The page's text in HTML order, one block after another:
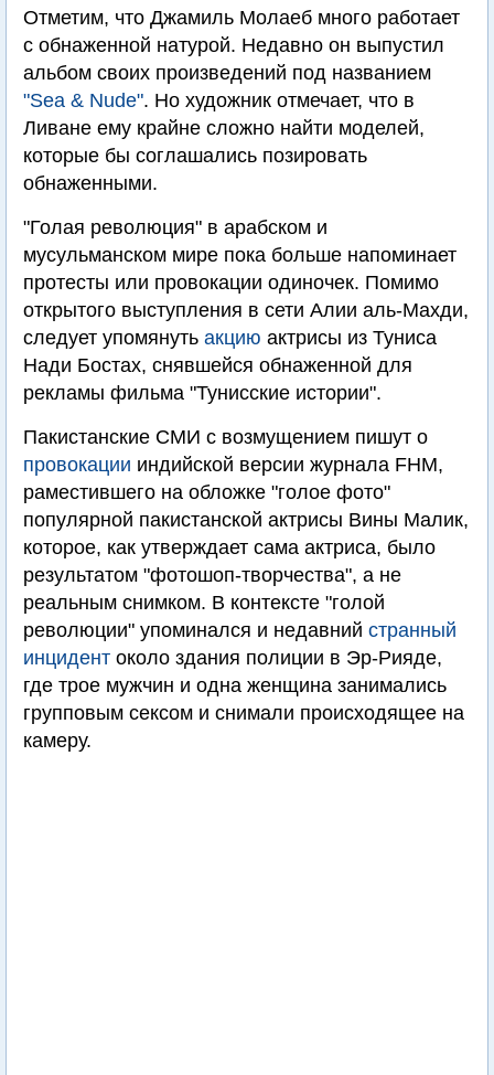
Отметим, что Джамиль Молаеб много работает
с обнаженной натурой. Недавно он выпустил
альбом своих произведений под названием
"Sea & Nude". Но художник отмечает, что в
Ливане ему крайне сложно найти моделей,
которые бы соглашались позировать
обнаженными.
"Голая революция" в арабском и
мусульманском мире пока больше напоминает
протесты или провокации одиночек. Помимо
открытого выступления в сети Алии аль-Махди,
следует упомянуть акцию актрисы из Туниса
Нади Бостах, снявшейся обнаженной для
рекламы фильма "Тунисские истории".
Пакистанские СМИ с возмущением пишут о
провокации индийской версии журнала FHM,
раместившего на обложке "голое фото"
популярной пакистанской актрисы Вины Малик,
которое, как утверждает сама актриса, было
результатом "фотошоп-творчества", а не
реальным снимком. В контексте "голой
революции" упоминался и недавний странный
инцидент около здания полиции в Эр-Рияде,
где трое мужчин и одна женщина занимались
групповым сексом и снимали происходящее на
камеру.